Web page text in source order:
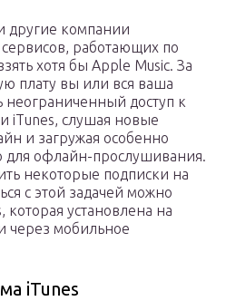
другие компании
работающих по
хотя бы Apple Music. За
плату вы или вся ваша
неограниченный доступ к
iTunes, слушая новые
и загружая особенно
для офлайн-прослушивания.
некоторые подписки на
с этой задачей можно
установлена на
через мобильное
iTunes